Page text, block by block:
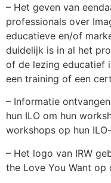
– Het geven van
professionals over
educatieve en/of
duidelijk is in al het
of de lezing educatief
een training of een
– Informatie
hun ILO om hun
workshops op hun
– Het logo van IRW
the Love You Want op